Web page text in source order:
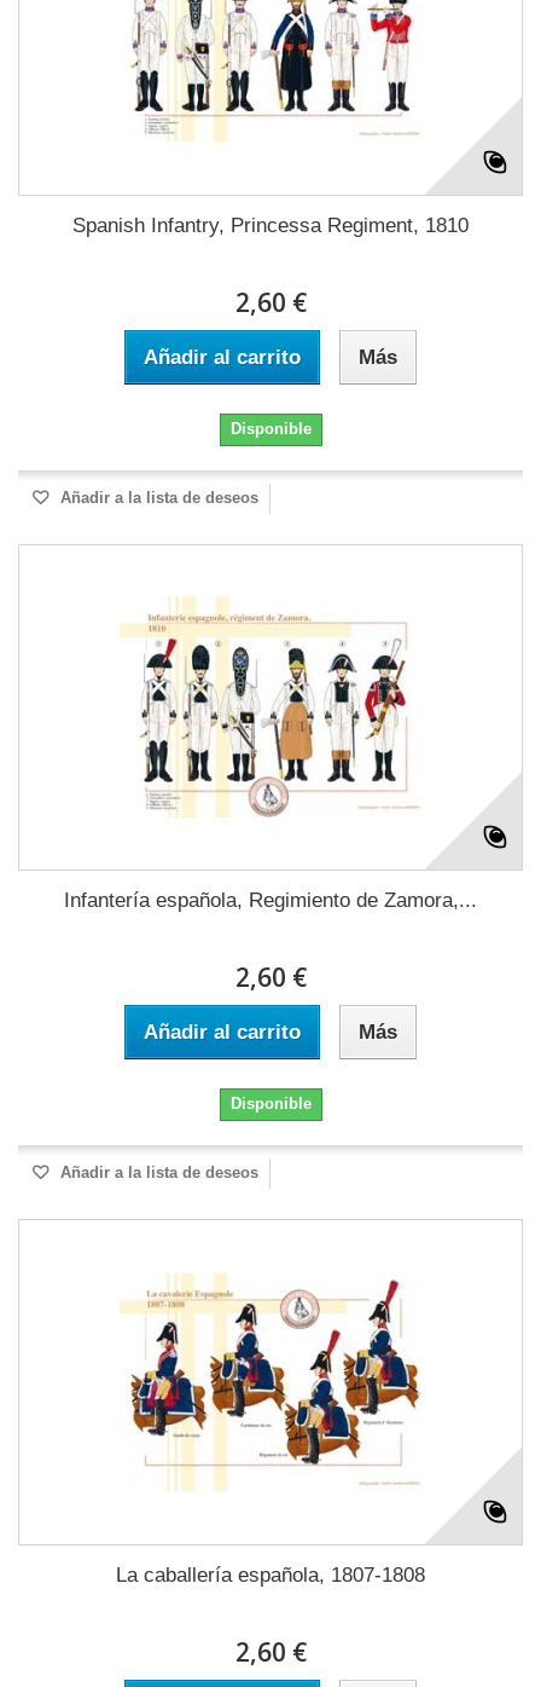
Spanish Infantry, Princessa Regiment, 1810
2,60 €
Añadir al carrito Más
Disponible
Añadir a la lista de deseos
Infantería española, Regimiento de Zamora,...
2,60 €
Añadir al carrito Más
Disponible
Añadir a la lista de deseos
La caballería española, 1807-1808
2,60 €